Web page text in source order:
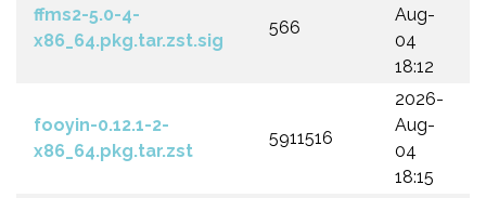
ffms2-5.0-4-
x86_64.pkg.tar.zst.sig
566
Aug-
04
18:12
fooyin-0.12.1-2-
x86_64.pkg.tar.zst
5911516
2026-
Aug-
04
18:15